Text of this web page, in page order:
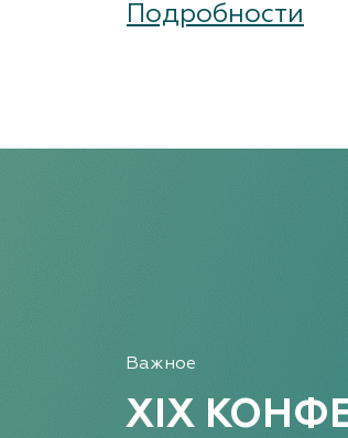
Подробности
Важное
XIX